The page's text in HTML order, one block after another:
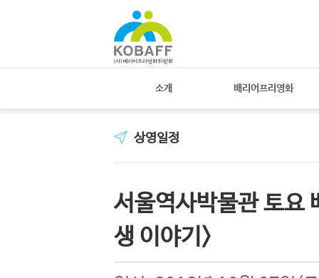
소개 배리어프리영화
상영일정
서울역사박물관 토
생 이야기>